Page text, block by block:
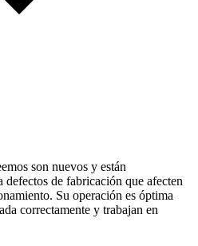
son nuevos y están
defectos de fabricación que afecten
Su operación es óptima
correctamente y trabajan en